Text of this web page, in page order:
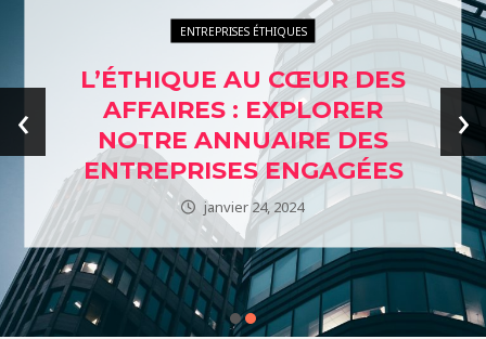
ENTREPRISES ÉTHIQUES
L’ÉTHIQUE AU CŒUR DES
AFFAIRES : EXPLORER
NOTRE ANNUAIRE DES
ENTREPRISES ENGAGÉES
janvier 24, 2024
‹ ›